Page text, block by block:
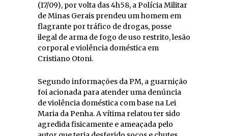
(17/09), por volta das 4h58, a Polícia Militar
de Minas Gerais prendeu um homem em
flagrante por tráfico de drogas, posse
ilegal de arma de fogo de uso restrito, lesão
corporal e violência doméstica em
Cristiano Otoni.
Segundo informações da PM, a guarnição
foi acionada para atender uma denúncia
de violência doméstica com base na Lei
Maria da Penha. A vítima relatou ter sido
agredida fisicamente e ameaçada pelo